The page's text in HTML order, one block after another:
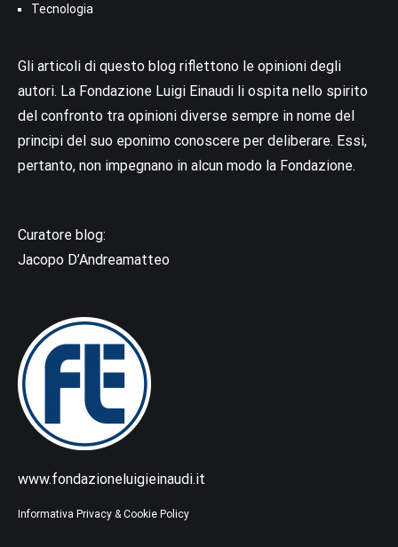
Tecnologia
Gli articoli di questo blog riflettono le opinioni degli
autori. La Fondazione Luigi Einaudi li ospita nello spirito
del confronto tra opinioni diverse sempre in nome del
principi del suo eponimo conoscere per deliberare. Essi,
pertanto, non impegnano in alcun modo la Fondazione.
Curatore blog:
Jacopo D’Andreamatteo
www.fondazioneluigieinaudi.it
Informativa Privacy & Cookie Policy